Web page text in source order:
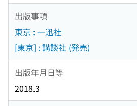
出版事項
東京 : 一迅社
[東京] : 講談社 (発売)
出版年月日等
2018.3